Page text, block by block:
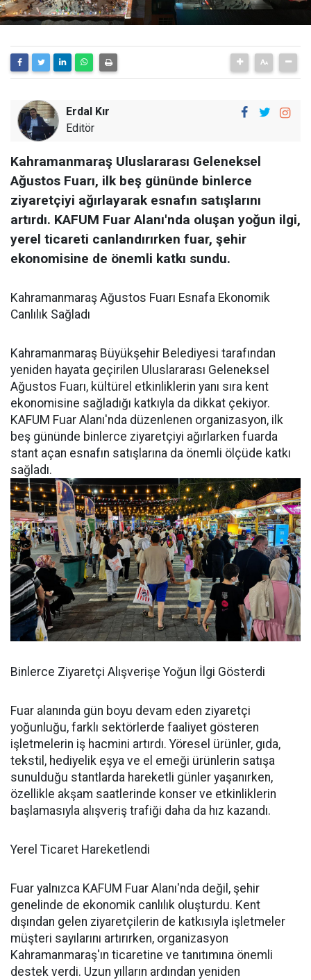
Erdal Kır
Editör
Kahramanmaraş Uluslararası Geleneksel
Ağustos Fuarı, ilk beş gününde binlerce
ziyaretçiyi ağırlayarak esnafın satışlarını
artırdı. KAFUM Fuar Alanı'nda oluşan yoğun ilgi,
yerel ticareti canlandırırken fuar, şehir
ekonomisine de önemli katkı sundu.
Kahramanmaraş Ağustos Fuarı Esnafa Ekonomik
Canlılık Sağladı
Kahramanmaraş Büyükşehir Belediyesi tarafından
yeniden hayata geçirilen Uluslararası Geleneksel
Ağustos Fuarı, kültürel etkinliklerin yanı sıra kent
ekonomisine sağladığı katkıyla da dikkat çekiyor.
KAFUM Fuar Alanı'nda düzenlenen organizasyon, ilk
beş gününde binlerce ziyaretçiyi ağırlarken fuarda
stant açan esnafın satışlarına da önemli ölçüde katkı
sağladı.
Binlerce Ziyaretçi Alışverişe Yoğun İlgi Gösterdi
Fuar alanında gün boyu devam eden ziyaretçi
yoğunluğu, farklı sektörlerde faaliyet gösteren
işletmelerin iş hacmini artırdı. Yöresel ürünler, gıda,
tekstil, hediyelik eşya ve el emeği ürünlerin satışa
sunulduğu stantlarda hareketli günler yaşanırken,
özellikle akşam saatlerinde konser ve etkinliklerin
başlamasıyla alışveriş trafiği daha da hız kazandı.
Yerel Ticaret Hareketlendi
Fuar yalnızca KAFUM Fuar Alanı'nda değil, şehir
genelinde de ekonomik canlılık oluşturdu. Kent
dışından gelen ziyaretçilerin de katkısıyla işletmeler
müşteri sayılarını artırırken, organizasyon
Kahramanmaraş'ın ticaretine ve tanıtımına önemli
destek verdi. Uzun yılların ardından yeniden